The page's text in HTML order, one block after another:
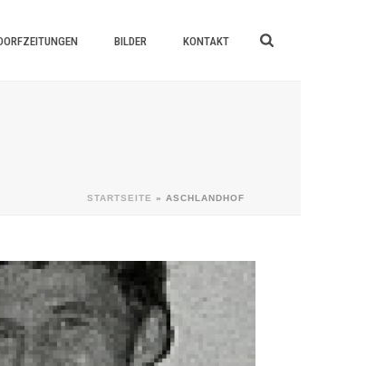
BILDER KONTAKT
STARTSEITE » ASCHLANDHOF